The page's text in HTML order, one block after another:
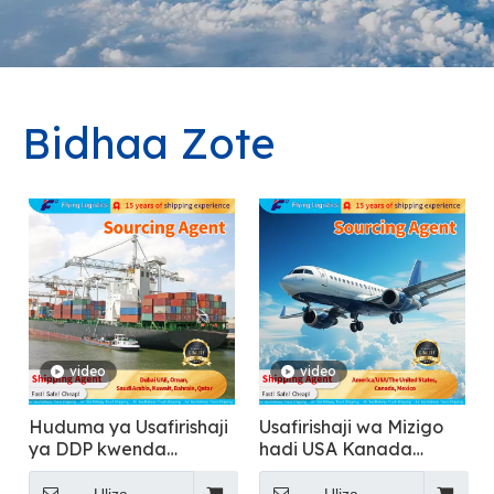
Bidhaa Zote
video
Huduma ya Usafirishaji
ya DDP kwenda
Mashariki ya Kati
video
Usafirishaji wa Mizigo
hadi USA Kanada
Mexico